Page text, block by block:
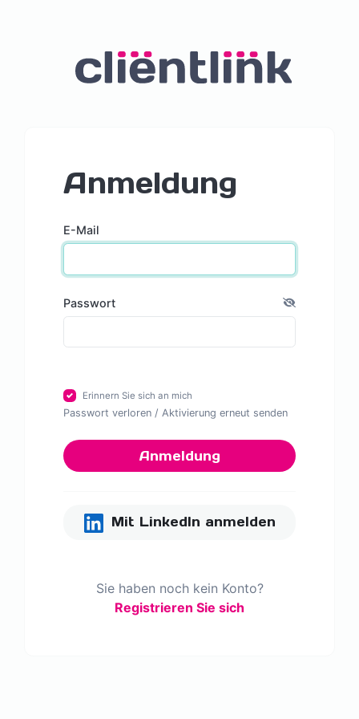
Anmeldung
E-Mail
Passwort
Erinnern Sie sich an mich
Passwort verloren / Aktivierung erneut senden
Anmeldung
Mit LinkedIn anmelden
Sie haben noch kein Konto?
Registrieren Sie sich